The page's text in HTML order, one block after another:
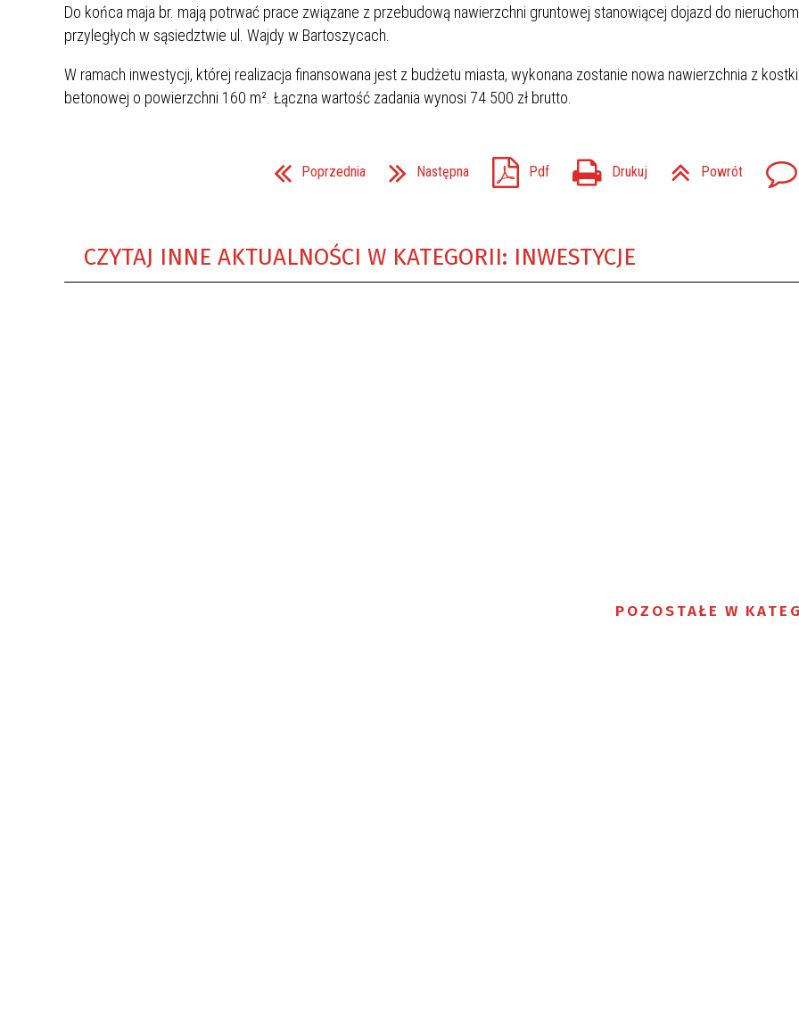
KASA
Do końca maja br. mają potrwać prace związane z przebudową nawierzchni gruntowej stanowiącej dojazd do
przyległych w sąsiedztwie ul. Wajdy w Bartoszycach.
W ramach inwestycji, której realizacja finansowana jest z budżetu miasta, wykonana zostanie nowa nawierzchnia z kostki
betonowej o powierzchni 160 m². Łączna wartość zadania wynosi 74 500 zł brutto.
Poprzednia Następna Pdf Drukuj Powrót
CZYTAJ INNE AKTUALNOŚCI W KATEGORII: INWESTYCJE
POZOSTAŁE W